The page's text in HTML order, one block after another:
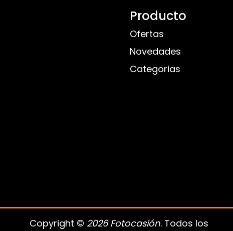
Producto
Ofertas
Novedades
Categorias
Copyright © 2026 Fotocasión. Todos los